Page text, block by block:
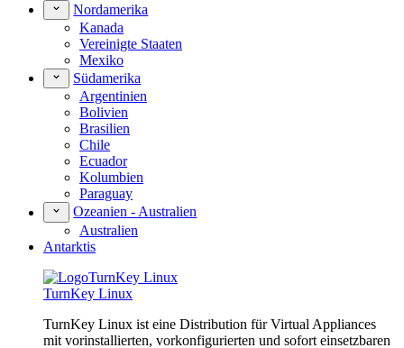
Nordamerika
Kanada
Vereinigte Staaten
Mexiko
Südamerika
Argentinien
Bolivien
Brasilien
Chile
Ecuador
Kolumbien
Paraguay
Ozeanien - Australien
Australien
Antarktis
TurnKey Linux
TurnKey Linux ist eine Distribution für Virtual Appliances
mit vorinstallierten, vorkonfigurierten und sofort einsetzbaren